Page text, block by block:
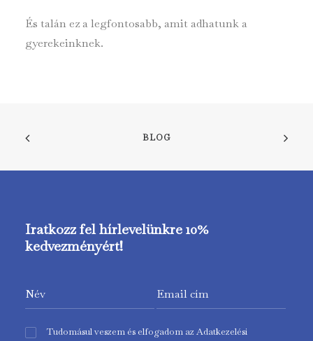
És talán ez a legfontosabb, amit adhatunk a
gyerekeinknek.
BLOG
Iratkozz fel hírlevelünkre 10%
kedvezményért!
Tudomásul veszem és elfogadom azAdatkezelési